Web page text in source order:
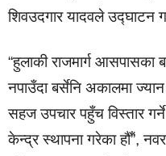
शिवउदगार यादवले उद्घाटन
“हुलाकी राजमार्ग आसपासका
नपाउँदा बर्सेनि अकालमा
सहज उपचार पहुँच विस्तार
केन्द्र स्थापना गरेका हौँ”,